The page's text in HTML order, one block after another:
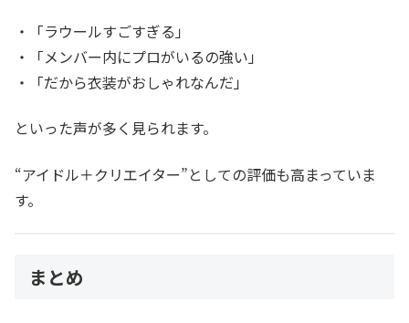
・「ラウールすごすぎる」
・「メンバー内にプロがいるの強い」
・「だから衣装がおしゃれなんだ」
といった声が多く見られます。
“アイドル＋クリエイター”としての評価も高まっていま
す。
まとめ